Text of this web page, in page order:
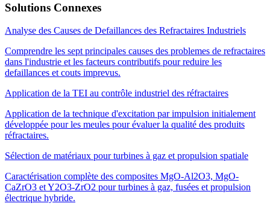
Solutions Connexes
Analyse des Causes de Defaillances des Refractaires Industriels
Comprendre les sept principales causes des problemes de refractaires
dans l'industrie et les facteurs contributifs pour reduire les
defaillances et couts imprevus.
Application de la TEI au contrôle industriel des réfractaires
Application de la technique d'excitation par impulsion initialement
développée pour les meules pour évaluer la qualité des produits
réfractaires.
Sélection de matériaux pour turbines à gaz et propulsion spatiale
Caractérisation complète des composites MgO-Al2O3, MgO-
CaZrO3 et Y2O3-ZrO2 pour turbines à gaz, fusées et propulsion
électrique hybride.